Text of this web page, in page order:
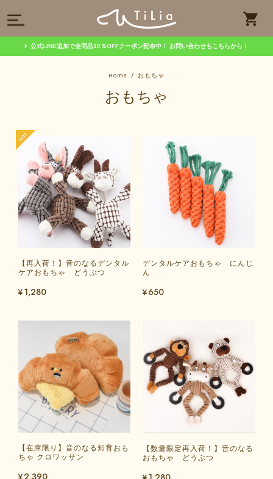
公式LINE追加で全商品10％OFFクーポン配布中！ お問い合わせもこちらから！
Home おもちゃ
おもちゃ
【再入荷！】音のなるデンタル
ケアおもちゃ どうぶつ
¥1,280
デンタルケアおもちゃ にんじ
ん
¥650
【在庫限り】音のなる知育おも
ちゃ クロワッサン
【数量限定再入荷！】音のなる
おもちゃ どうぶつ